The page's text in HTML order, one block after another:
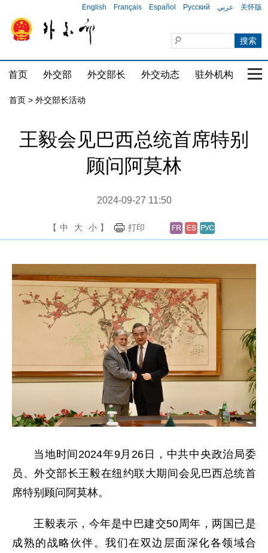
English Français Español Русский عربي 关怀版
首页 外交部 外交部长 外交动态 驻外机构 国
首页 > 外交部长活动
王毅会见巴西总统首席特别
顾问阿莫林
2024-09-27 11:50
【 中 大 小 】 打印
当地时间2024年9月26日，中共中央政治局委
员、外交部长王毅在纽约联大期间会见巴西总统首
席特别顾问阿莫林。
王毅表示，今年是中巴建交50周年，两国已是
成熟的战略伙伴。我们在双边层面深化各领域合